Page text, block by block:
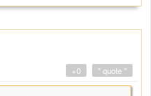
" quote "
+0